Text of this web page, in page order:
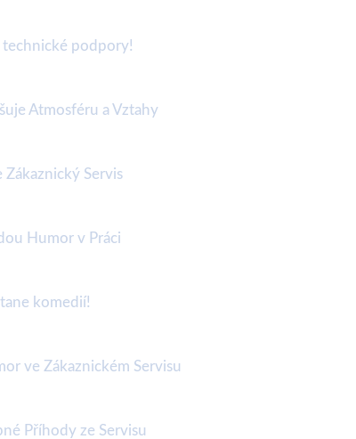
technické podpory!
Atmosféru a Vztahy
Zákaznický Servis
Humor v Práci
komedií!
ve Zákaznickém Servisu
Příhody ze Servisu